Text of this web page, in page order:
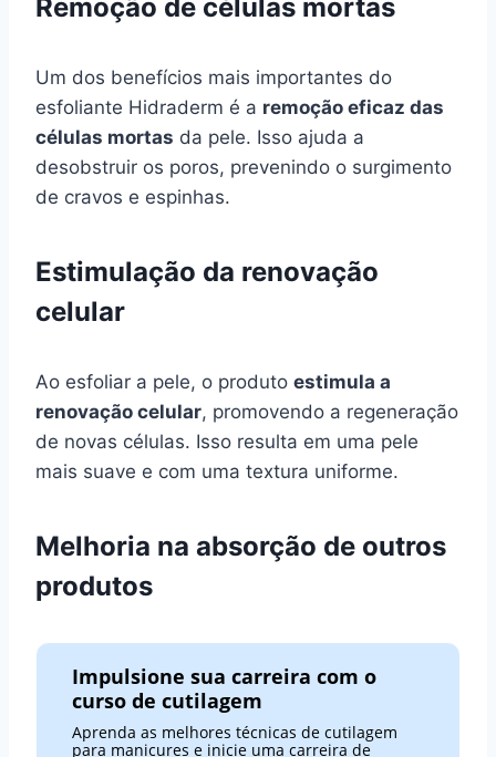
Remoção de células mortas
Um dos benefícios mais importantes do
esfoliante Hidraderm é a remoção eficaz das
células mortas da pele. Isso ajuda a
desobstruir os poros, prevenindo o surgimento
de cravos e espinhas.
Estimulação da renovação
celular
Ao esfoliar a pele, o produto estimula a
renovação celular, promovendo a regeneração
de novas células. Isso resulta em uma pele
mais suave e com uma textura uniforme.
Melhoria na absorção de outros
produtos
Impulsione sua carreira com o
curso de cutilagem
Aprenda as melhores técnicas de cutilagem
para manicures e inicie uma carreira de